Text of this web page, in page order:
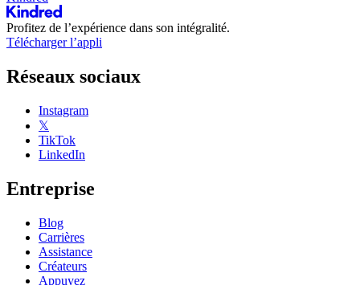
Profitez de l’expérience dans son intégralité.
Télécharger l’appli
Réseaux sociaux
Instagram
𝕏
TikTok
LinkedIn
Entreprise
Blog
Carrières
Assistance
Créateurs
Appuyez